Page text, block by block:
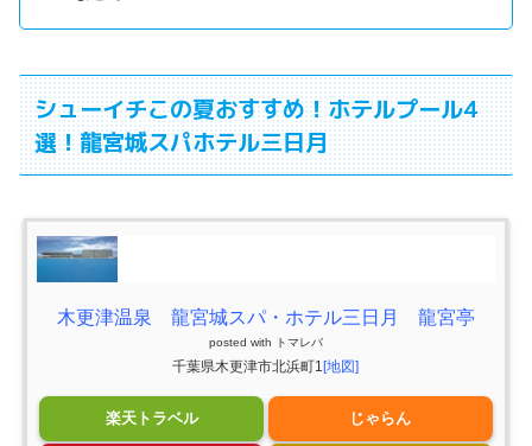
シューイチこの夏おすすめ！ホテルプール4
選！龍宮城スパホテル三日月
木更津温泉 龍宮城スパ・ホテル三日月 龍宮亭
posted with トマレバ
千葉県木更津市北浜町1[地図]
楽天トラベル じゃらん